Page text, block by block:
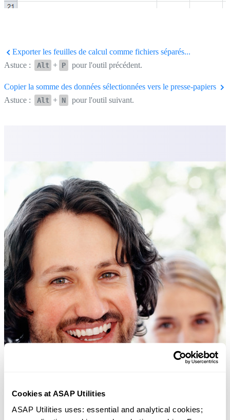
Cookies at ASAP Utilities
ASAP Utilities uses: essential and analytical cookies;
Exporter les feuilles de calcul comme fichiers séparés...
Astuce :
Alt + P pour l'outil précédent.
Copier la somme des données sélectionnées vers le presse-papiers
Astuce :
Alt + N pour l'outil suivant.